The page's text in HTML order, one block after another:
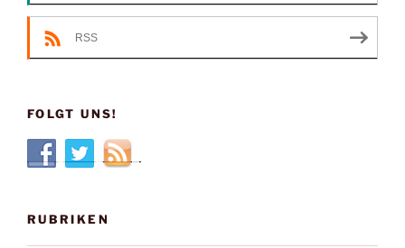
RSS
FOLGT UNS!
RUBRIKEN